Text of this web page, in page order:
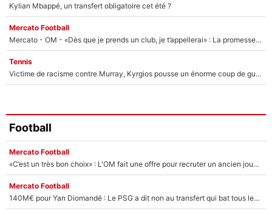
Kylian Mbappé, un transfert obligatoire cet été ?
Mercato Football
Mercato - OM - «Dès que je prends un club, je t’appellerai» : La promesse de Marcelino au moment de claquer la porte
Tennis
Victime de racisme contre Murray, Kyrgios pousse un énorme coup de gueule !
Football
Mercato Football
«C’est un très bon choix» : L'OM fait une offre pour recruter un ancien joueur du PSG... et c'est validé dans l'After Foot !
Mercato Football
140M€ pour Yan Diomandé : Le PSG a dit non au transfert qui bat tous les records sur le mercato